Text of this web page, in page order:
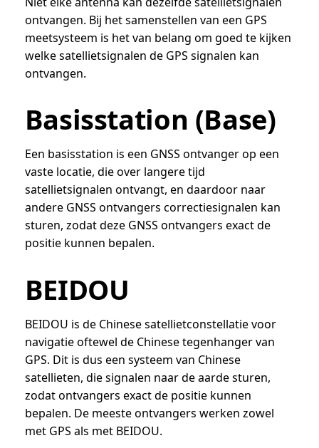
ontvangen. Bij het samenstellen van een GPS
meetsysteem is het van belang om goed te kijken
welke satellietsignalen de GPS signalen kan
ontvangen.
Basisstation (Base)
Een basisstation is een GNSS ontvanger op een
vaste locatie, die over langere tijd
satellietsignalen ontvangt, en daardoor naar
andere GNSS ontvangers correctiesignalen kan
sturen, zodat deze GNSS ontvangers exact de
positie kunnen bepalen.
BEIDOU
BEIDOU is de Chinese satellietconstellatie voor
navigatie oftewel de Chinese tegenhanger van
GPS. Dit is dus een systeem van Chinese
satellieten, die signalen naar de aarde sturen,
zodat ontvangers exact de positie kunnen
bepalen. De meeste ontvangers werken zowel
met GPS als met BEIDOU.